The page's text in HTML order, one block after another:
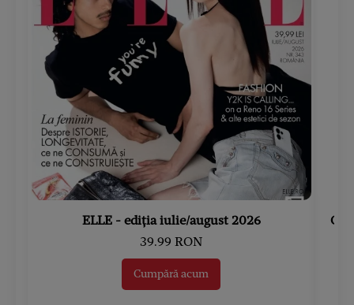
ELLE - ediția iulie/august 2026
39.99 RON
Cumpără acum